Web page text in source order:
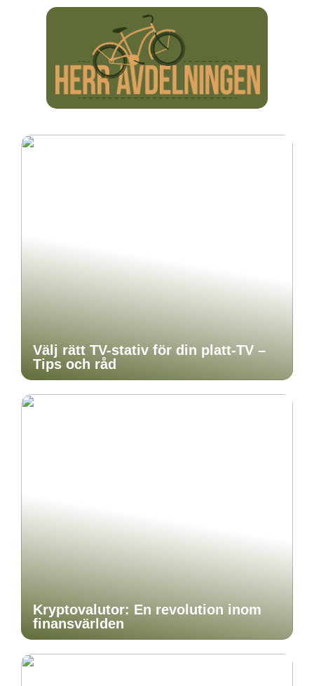
Välj rätt TV-stativ för din platt-TV –
Tips och råd
Kryptovalutor: En revolution inom
finansvärlden